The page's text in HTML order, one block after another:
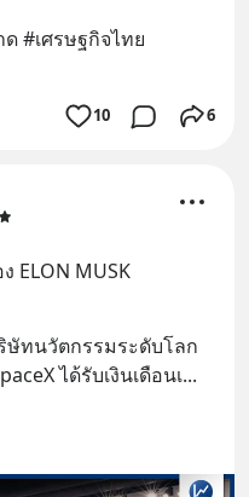
#เศรษฐกิจไทย
10 6
ELON MUSK
ษัทนวัตกรรมระดับโลก
ได้รับเงินเดือนเ